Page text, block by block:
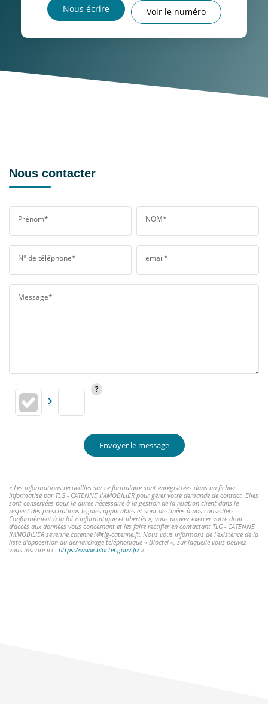
Nous écrire Voir le numéro
Nous contacter
Prénom* NOM*
N° de téléphone* email*
Message*
Envoyer le message
« Les informations recueillies sur ce formulaire sont enregistrées dans un fichier
informatisé par TLG - CATENNE IMMOBILIER pour gérer votre demande de contact. Elles
sont conservées pour la durée nécessaire à la gestion de la relation client dans le
respect des prescriptions légales applicables et sont destinées à nos conseillers
Conformément à la loi « informatique et libertés », vous pouvez exercer votre droit
d'accès aux données vous concernant et les faire rectifier en contactant TLG - CATENNE
IMMOBILIER severine.catenne1@tlg-catenne.fr. Nous vous informons de l'existence de la
liste d'opposition au démarchage téléphonique « Bloctel », sur laquelle vous pouvez
vous inscrire ici : https://www.bloctel.gouv.fr/»